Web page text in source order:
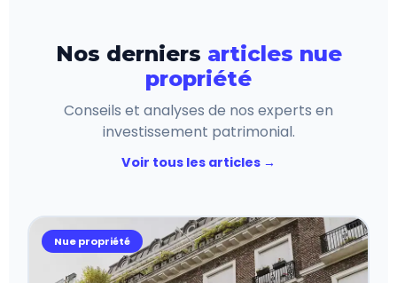
Nos derniers articles nue
propriété
Conseils et analyses de nos experts en
investissement patrimonial.
Voir tous les articles →
Nue propriété